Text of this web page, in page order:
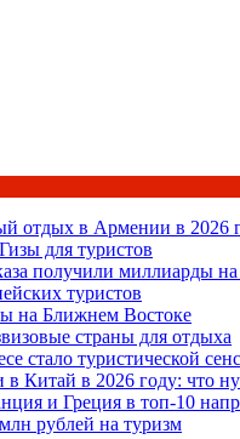
отдых в Армении в 2026
для туристов
получили миллиарды на
туристов
на Ближнем Востоке
страны для отдыха
стало туристической
в Китай в 2026 году: что
и Греция в топ-10
рублей на туризм